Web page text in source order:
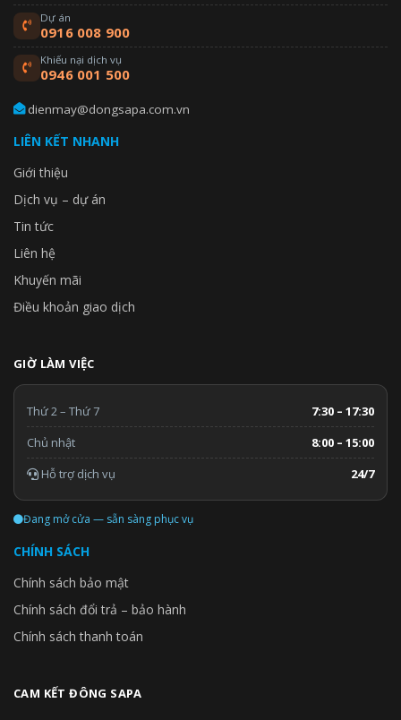
Dự án
0916 008 900
Khiếu nại dịch vụ
0946 001 500
dienmay@dongsapa.com.vn
LIÊN KẾT NHANH
Giới thiệu
Dịch vụ – dự án
Tin tức
Liên hệ
Khuyến mãi
Điều khoản giao dịch
GIỜ LÀM VIỆC
Thứ 2 – Thứ 7
7:30 – 17:30
Chủ nhật
8:00 – 15:00
Hỗ trợ dịch vụ
24/7
Đang mở cửa — sẵn sàng phục vụ
CHÍNH SÁCH
Chính sách bảo mật
Chính sách đổi trả – bảo hành
Chính sách thanh toán
CAM KẾT ĐÔNG SAPA